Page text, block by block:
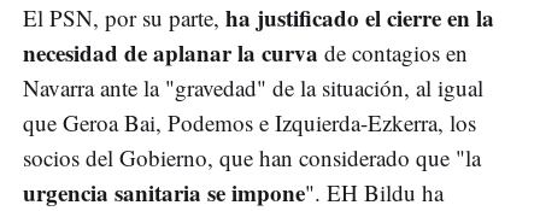
El PSN, por su parte, ha justificado el cierre en la
necesidad de aplanar la curva de contagios en
Navarra ante la "gravedad" de la situación, al igual
que Geroa Bai, Podemos e Izquierda-Ezkerra, los
socios del Gobierno, que han considerado que "la
urgencia sanitaria se impone". EH Bildu ha